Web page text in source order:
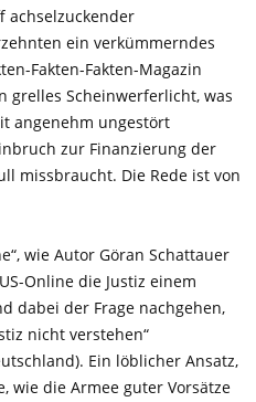
achselzuckender
ein verkümmerndes
Fakten-Fakten-Magazin
grelles Scheinwerferlicht, was
angenehm ungestört
zur Finanzierung der
missbraucht. Die Rede ist von
wie Autor Göran Schattauer
Online die Justiz einem
dabei der Frage nachgehen,
nicht verstehen“
Ein löblicher Ansatz,
wie die Armee guter Vorsätze